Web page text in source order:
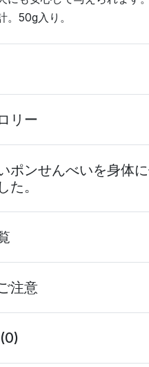
。50g入り。
リー
ポンせんべいを身体
た。
注意